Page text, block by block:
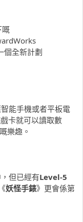
嘅
個全新計劃
能手機或者平板電
卡就可以讀取數
樂趣。
但已經有Level-5
妖怪手錶》更會係第